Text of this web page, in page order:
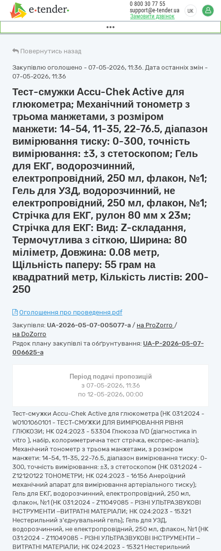
Замовити дзвінок
0 800 30 77 55
support@e-tender.ua
UK
Повернутись назад
Закупівлю оголошено - 07-05-2026, 11:36. Дата останніх змін -
07-05-2026, 11:36
Тест-смужки Accu-Chek Active для
глюкометра; Механічний тонометр з
трьома манжетами, з розміром
манжети: 14-54, 11-35, 22-76.5, діапазон
вимірювання тиску: 0-300, точність
вимірювання: ±3, з стетоскопом; Гель
для ЕКГ, водорозчинний,
електропровідний, 250 мл, флакон, №1;
Гель для УЗД, водорозчинний, не
електропровідний, 250 мл, флакон, №1;
Стрічка для ЕКГ, рулон 80 мм x 23м;
Стрічка для ЕКГ: Вид: Z-складання,
Термочутлива з сіткою, Ширина: 80
міліметр, Довжина: 0.08 метр,
Щільність паперу: 55 грам на
квадратний метр, Кількість листів: 200-
250
Оголошення про проведення.pdf
Закупівля: UA-2026-05-07-005077-a / на ProZorro /
на DoZorro
Рядок плану закупівлі та обґрунтування: UA-P-2026-05-07-
006625-a
Період подачі пропозицій
з 07-05-2026, 11:36
по 12-05-2026, 00:00
Тест-смужки Accu-Chek Active для глюкометра (НК 031:2024 -
W0101060101 - ТЕСТ-СМУЖКИ ДЛЯ ВИМІРЮВАННЯ РІВНЯ
ГЛЮКОЗИ; НК 024:2023 - 53304 Глюкоза IVD (діагностика in
vitro ), набір, колориметрична тест стрічка, експрес-аналіз);
Механічний тонометр з трьома манжетами, з розміром
манжети: 14-54, 11-35, 22-76.5, діапазон вимірювання тиску: 0-
300, точність вимірювання: ±3, з стетоскопом (НК 031:2024 -
Z12120122 ТОНОМЕТРИ; НК 024:2023 - 16156 Анероїдний
механічний апарат для вимірювання артеріального тиску);
Гель для ЕКГ, водорозчинний, електропровідний, 250 мл,
флакон, №1 (НК 031:2024 - Z11049085 - РІЗНІ УЛЬТРАЗВУКОВІ
ІНСТРУМЕНТИ –ВИТРАТНІ МАТЕРІАЛИ; НК 024:2023 - 15321
Нестерильний з'єднувальний гель); Гель для УЗД,
водорозчинний, не електропровідний, 250 мл, флакон, №1 (НК
031:2024 - Z11049085 - РІЗНІ УЛЬТРАЗВУКОВІ ІНСТРУМЕНТИ –
ВИТРАТНІ МАТЕРІАЛИ; НК 024:2023 - 15321 Нестерильний